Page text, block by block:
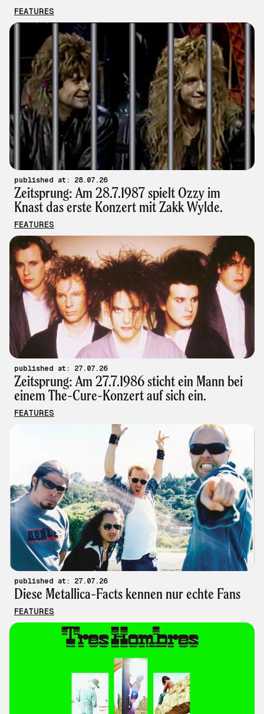
FEATURES
published at: 28.07.26
Zeitsprung: Am 28.7.1987 spielt Ozzy im
Knast das erste Konzert mit Zakk Wylde.
FEATURES
published at: 27.07.26
Zeitsprung: Am 27.7.1986 sticht ein Mann bei
einem The-Cure-Konzert auf sich ein.
FEATURES
published at: 27.07.26
Diese Metallica-Facts kennen nur echte Fans
FEATURES